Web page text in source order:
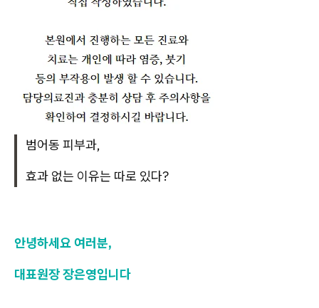
범어동 피부과,
효과 없는 이유는 따로 있다?
안녕하세요 여러분,
대표원장 장은영입니다